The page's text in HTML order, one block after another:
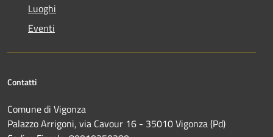
Luoghi
Eventi
Contatti
Comune di Vigonza
Palazzo Arrigoni, via Cavour 16 - 35010 Vigonza (Pd)